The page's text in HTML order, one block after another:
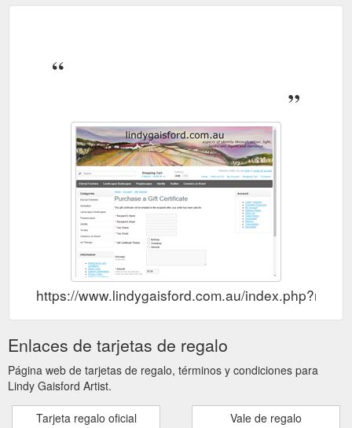
https://www.lindygaisford.com.au/
Enlaces de tarjetas de regalo
Página web de tarjetas de regalo, términos y condiciones para
Lindy Gaisford Artist.
Tarjeta regalo oficial Vale de regalo